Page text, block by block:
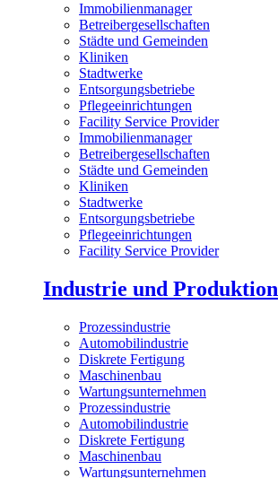
Immobilienmanager
Betreibergesellschaften
Städte und Gemeinden
Kliniken
Stadtwerke
Entsorgungsbetriebe
Pflegeeinrichtungen
Facility Service Provider
Immobilienmanager
Betreibergesellschaften
Städte und Gemeinden
Kliniken
Stadtwerke
Entsorgungsbetriebe
Pflegeeinrichtungen
Facility Service Provider
Industrie und Produktion
Prozessindustrie
Automobilindustrie
Diskrete Fertigung
Maschinenbau
Wartungsunternehmen
Prozessindustrie
Automobilindustrie
Diskrete Fertigung
Maschinenbau
Wartungsunternehmen